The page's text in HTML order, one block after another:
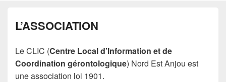
L’ASSOCIATION
Le CLIC (Centre Local d’Information et de
Coordination gérontologique) Nord Est Anjou est
une association loi 1901.